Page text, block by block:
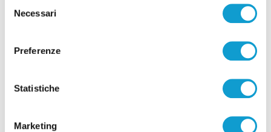
delNecessari
Preferenze
Statistiche
Marketing
Samb-Lanciano 4-0, entrano Sgarbi e Perrotta
di Pier Paolo Flammini